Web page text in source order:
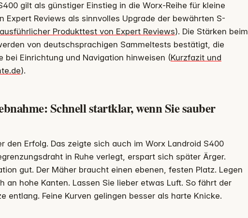
gilt als günstiger Einstieg in die Worx-Reihe für kleine
Expert Reviews als sinnvolles Upgrade der bewährten S-
ausführlicher Produkttest von Expert Reviews). Die Stärken beim
von deutschsprachigen Sammeltests bestätigt, die
bei Einrichtung und Navigation hinweisen (Kurzfazit und
).
Schnell startklar, wenn Sie sauber
den Erfolg. Das zeigte sich auch im Worx Landroid S400
in Ruhe verlegt, erspart sich später Ärger.
gut. Der Mäher braucht einen ebenen, festen Platz. Legen
an hohe Kanten. Lassen Sie lieber etwas Luft. So fährt der
entlang. Feine Kurven gelingen besser als harte Knicke.